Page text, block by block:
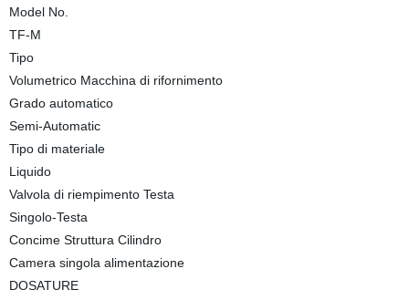
Model No.
TF-M
Tipo
Volumetrico Macchina di rifornimento
Grado automatico
Semi-Automatic
Tipo di materiale
Liquido
Valvola di riempimento Testa
Singolo-Testa
Concime Struttura Cilindro
Camera singola alimentazione
DOSATURE